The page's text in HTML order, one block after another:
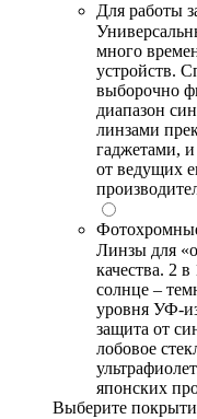
Для работы
много
устройств.
выборочно
диапазон
линзами
гаджетами,
от ведущих
Линзы для
качества. 2
солнце –
уровня УФ-
защита от
лобовое
японских
Выберите